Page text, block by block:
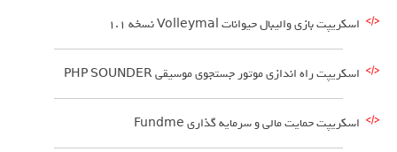
اسکریپت بازی والیبال حیوانات Volleymal نسخه 1.1
اسکریپت راه اندازی موتور جستجوی موسیقی PHP SOUNDER
اسکریپت حمایت مالی و سرمایه گذاری Fundme